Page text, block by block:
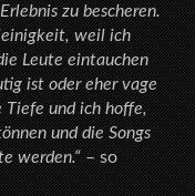
zu bescheren.
weil ich
Leute eintauchen
ist oder eher vage
Tiefe und ich hoffe,
und die Songs
werden.“– so